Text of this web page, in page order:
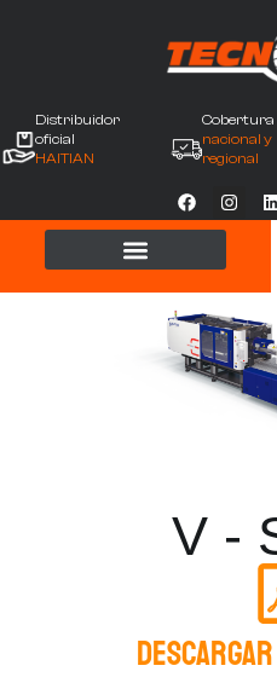
Distribuidor
oficial
HAITIAN
Cobertura
nacional y
regional
V -